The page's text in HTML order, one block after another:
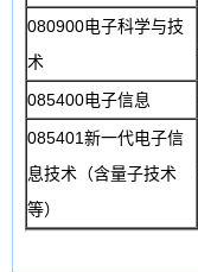
080900电子科学与技
术
085400电子信息
085401新一代电子信
息技术（含量子技术
等）